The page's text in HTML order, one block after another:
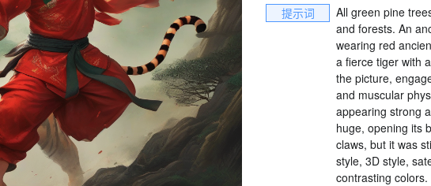
提示词
All green pine
and forests. An
wearing red
a fierce tiger with
the picture,
and muscular
appearing strong
huge, opening its
claws, but it was
style, 3D style,
contrasting colors.